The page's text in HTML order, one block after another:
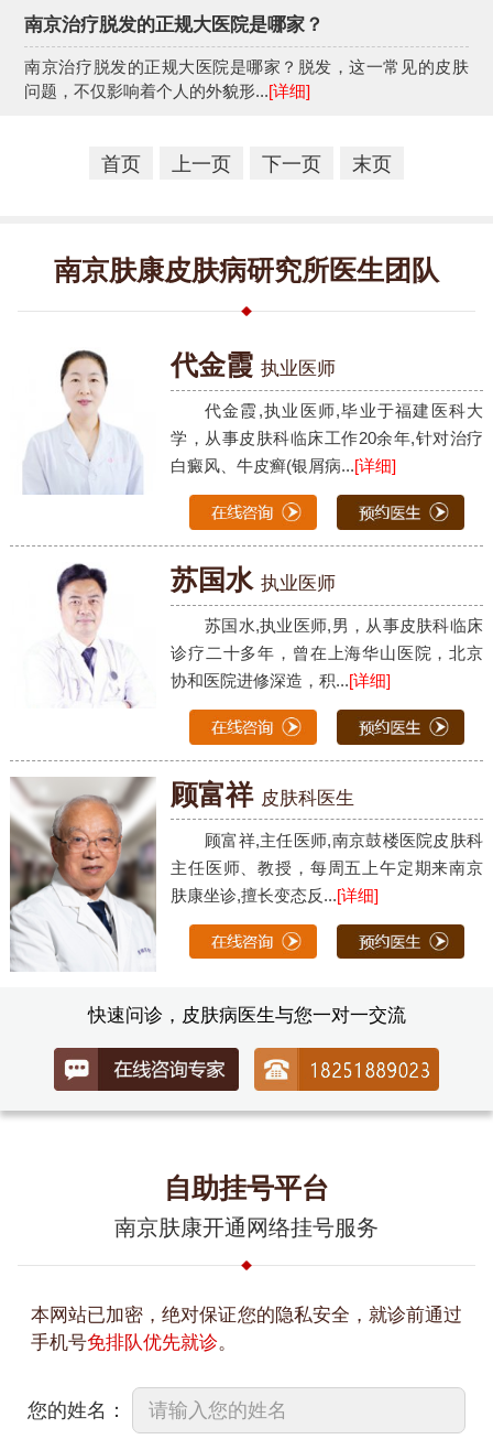
南京治疗脱发的正规大医院是哪家？
南京治疗脱发的正规大医院是哪家？脱发，这一常见的皮肤
问题，不仅影响着个人的外貌形...[详细]
首页 上一页 下一页 末页
南京肤康皮肤病研究所医生团队
代金霞 执业医师
代金霞,执业医师,毕业于福建医科大
学，从事皮肤科临床工作20余年,针对治疗
白癜风、牛皮癣(银屑病...[详细]
苏国水 执业医师
苏国水,执业医师,男，从事皮肤科临床
诊疗二十多年，曾在上海华山医院，北京
协和医院进修深造，积...[详细]
顾富祥 皮肤科医生
顾富祥,主任医师,南京鼓楼医院皮肤科
主任医师、教授，每周五上午定期来南京
肤康坐诊,擅长变态反...[详细]
快速问诊，皮肤病医生与您一对一交流
自助挂号平台
南京肤康开通网络挂号服务
本网站已加密，绝对保证您的隐私安全，就诊前通过
手机号免排队优先就诊。
您的姓名：